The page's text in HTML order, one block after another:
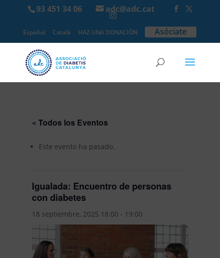
93 451 34 06 adc@adc.cat
Español Català HAZ UNA DONACIÓN Asóciate
« Todos los Eventos
Este evento ha pasado.
Igualada: Encuentro de personas
con diabetes
18 septiembre, 2025 18:00 - 19:00